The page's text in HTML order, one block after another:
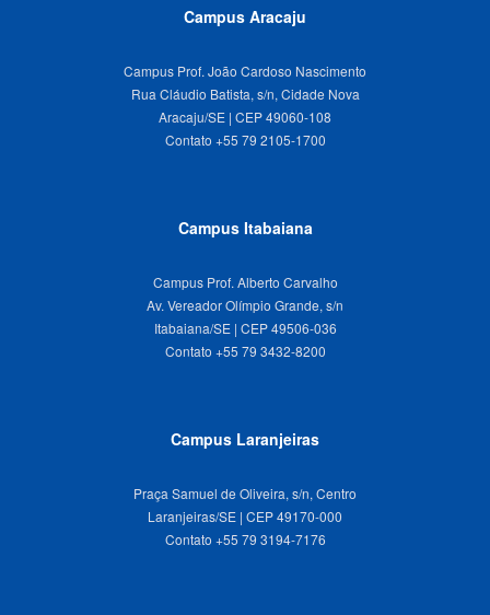
Campus Aracaju
Campus Prof. João Cardoso Nascimento
Rua Cláudio Batista, s/n, Cidade Nova
Aracaju/SE | CEP 49060-108
Campus Itabaiana
Campus Prof. Alberto Carvalho
Av. Vereador Olímpio Grande, s/n
Itabaiana/SE | CEP 49506-036
Campus Laranjeiras
Praça Samuel de Oliveira, s/n, Centro
Laranjeiras/SE | CEP 49170-000